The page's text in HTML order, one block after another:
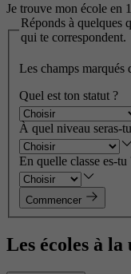
Je trouve mon école en
Réponds à quelques
qui te correspondent.
Les champs marqués
Quel est ton statut ?
À quel niveau seras-
En quelle classe es-tu
Commencer
Les écoles à la